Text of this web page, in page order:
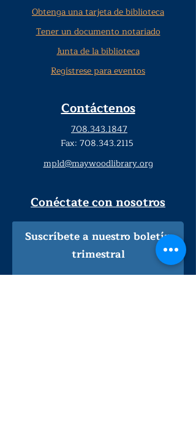
Obtenga una tarjeta de biblioteca
Tener un documento notariado
Junta de la biblioteca
Regístrese para eventos
Contáctenos
708.343.1847
Fax: 708.343.2115
mpld@maywoodlibrary.org
Conéctate con nosotros
Suscríbete a nuestro boletín
trimestral